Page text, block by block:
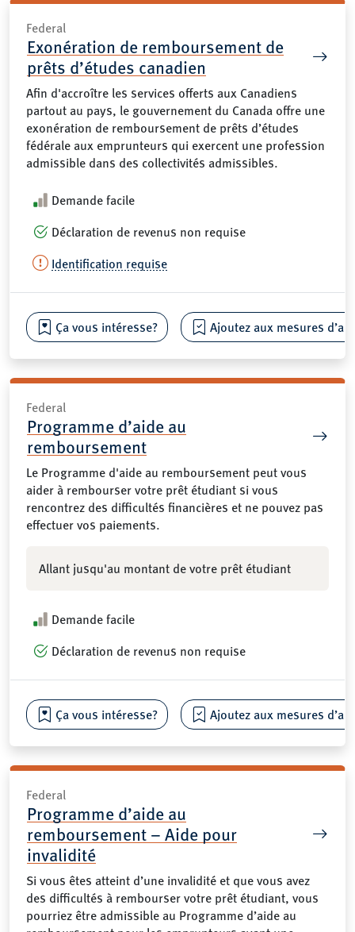
Federal
Exonération de remboursement de
prêts d’études canadien
Afin d'accroître les services offerts aux Canadiens
partout au pays, le gouvernement du Canada offre une
exonération de remboursement de prêts d’études
fédérale aux emprunteurs qui exercent une profession
admissible dans des collectivités admissibles.
Demande facile
Déclaration de revenus non requise
Identification requise
Ça vous intéresse? Ajoutez aux mesures
Federal
Programme d’aide au
remboursement
Le Programme d'aide au remboursement peut vous
aider à rembourser votre prêt étudiant si vous
rencontrez des difficultés financières et ne pouvez pas
effectuer vos paiements.
Allant jusqu'au montant de votre prêt étudiant
Demande facile
Déclaration de revenus non requise
Ça vous intéresse? Ajoutez aux mesures
Federal
Programme d’aide au
remboursement – Aide pour
invalidité
Si vous êtes atteint d’une invalidité et que vous avez
des difficultés à rembourser votre prêt étudiant, vous
pourriez être admissible au Programme d’aide au